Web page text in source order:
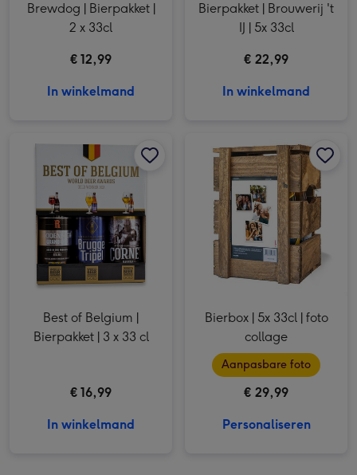
Brewdog | Bierpakket |
2 x 33cl
€ 12,99
In winkelmand
Bierpakket | Brouwerij 't
IJ | 5x 33cl
€ 22,99
In winkelmand
Best of Belgium |
Bierpakket | 3 x 33 cl
€ 16,99
In winkelmand
Bierbox | 5x 33cl | foto
collage
Aanpasbare foto
€ 29,99
Personaliseren